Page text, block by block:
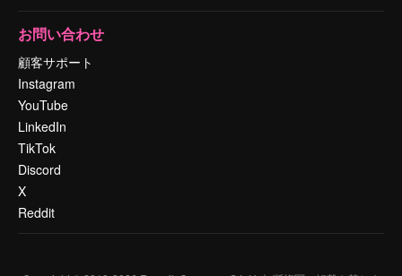
お問い合わせ
顧客サポート
Instagram
YouTube
LinkedIn
TikTok
Discord
X
Reddit